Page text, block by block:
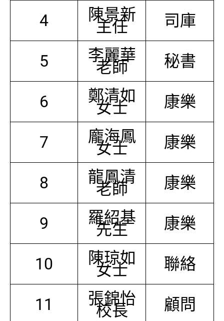
4 陳景新
主任 司庫
5 李麗華
老師 秘書
6 鄭清如
女士 康樂
7 龐海鳳
女士 康樂
8 龍鳳清
老師 康樂
9 羅紹基
先生 康樂
10 陳琼如
女士 聯絡
11 張錦怡
校長 顧問